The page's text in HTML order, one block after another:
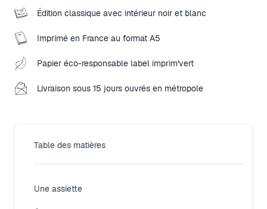
Édition classique avec intérieur noir et blanc
Imprimé en France au format A5
Papier éco-responsable label imprim'vert
Livraison sous 15 jours ouvrés en métropole
Table des matières
Une assiette
Close modal